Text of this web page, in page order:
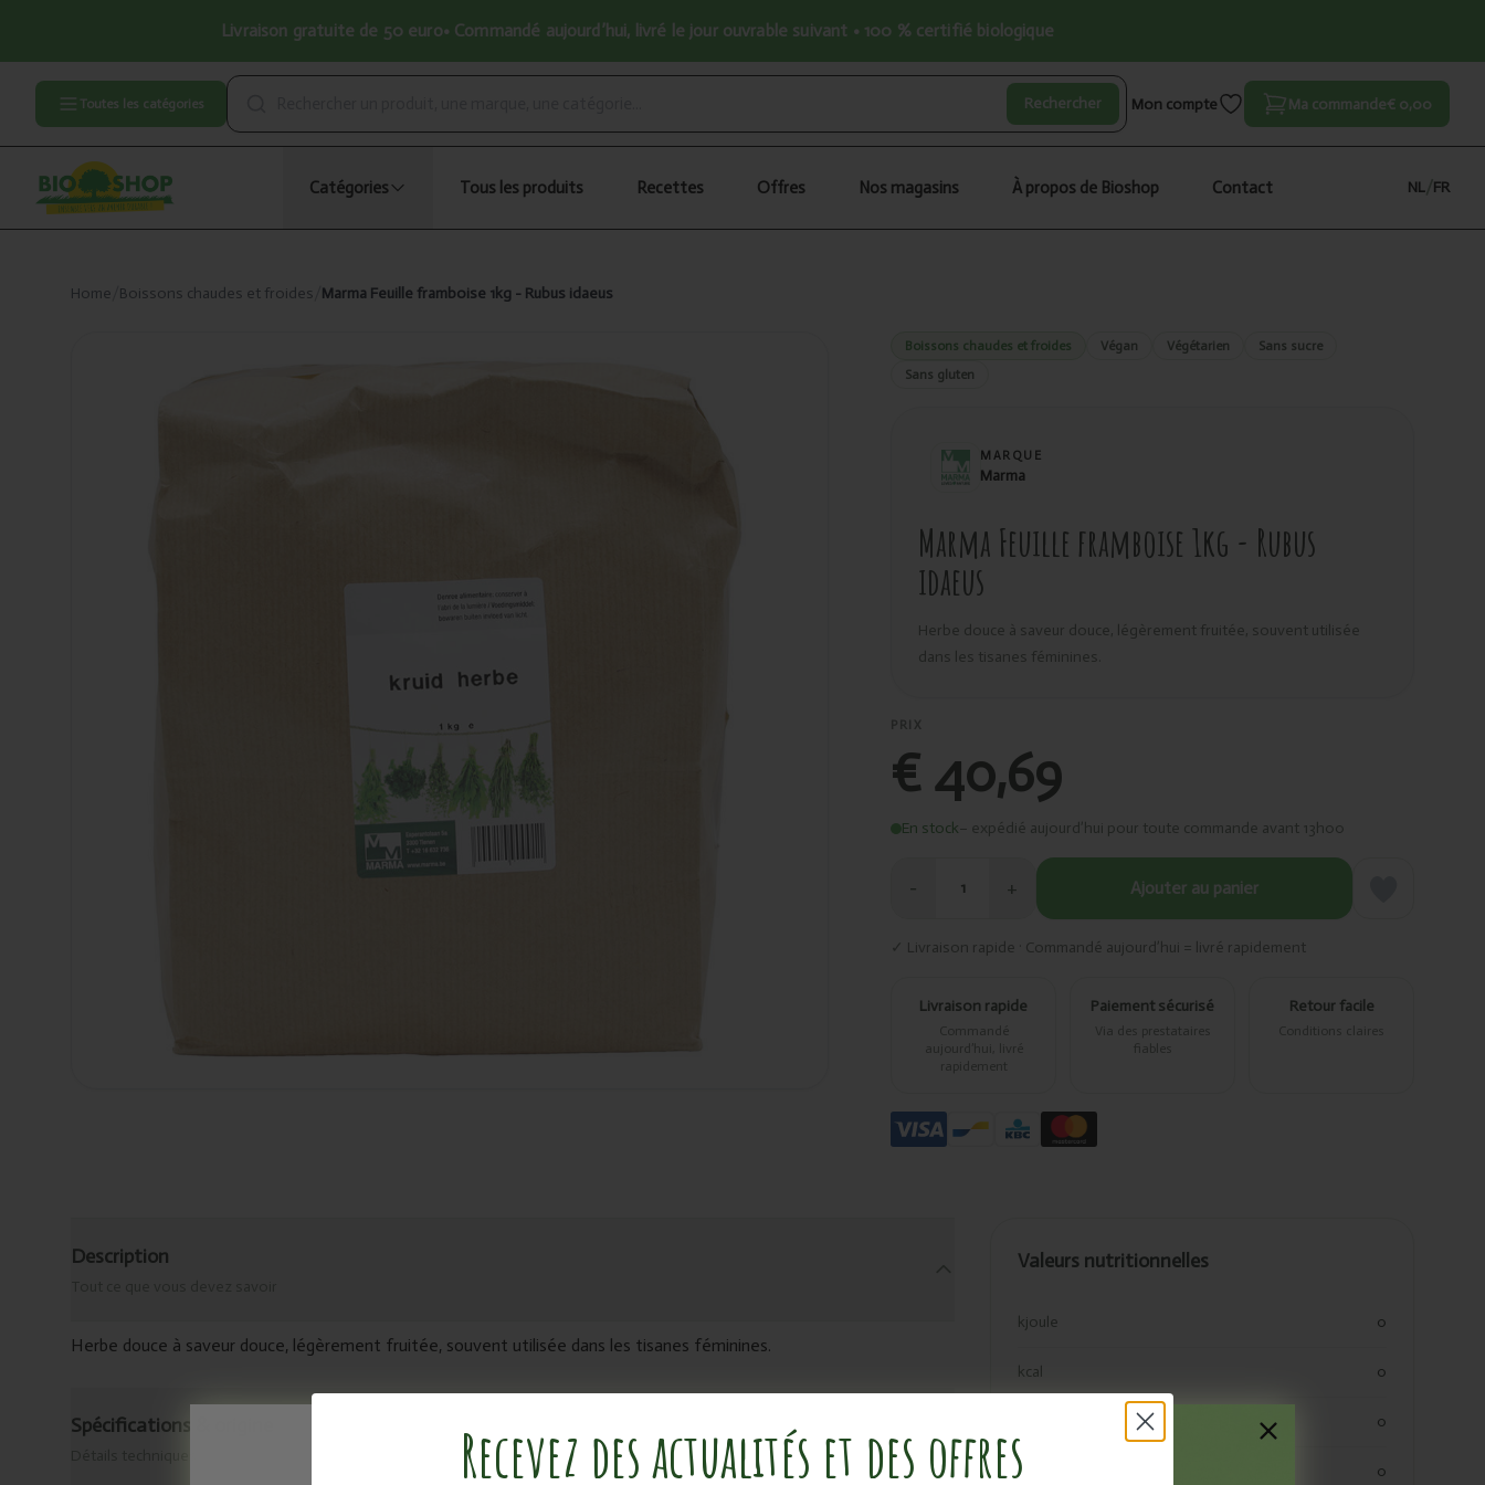
Livraison gratuite de 50 euro• Commandé aujourd’hui, livré le jour ouvrable suivant • 100 % certifié biologique
Toutes les catégories Rechercher Mon compte Ma commande€ 0,00
Catégories Tous les produits Recettes Offres Nos magasins À propos de Bioshop Contact NL FR
Home Boissons chaudes et froides Marma Feuille framboise 1kg - Rubus idaeus
Boissons chaudes et froides Végan Végétarien
Sans sucre
Sans gluten
MARQUE
Marma
Marma Feuille framboise 1kg - Rubus
idaeus
Herbe douce à saveur douce, légèrement fruitée, souvent utilisée
dans les tisanes féminines.
PRIX
€ 40,69
En stock– expédié aujourd’hui pour toute commande avant 13h00
− 1 + Ajouter au panier
✓ Livraison rapide · Commandé aujourd’hui = livré rapidement
Livraison rapide
Commandé
aujourd’hui, livré
rapidement
Paiement sécurisé
Via des prestataires
fiables
Retour facile
Conditions claires
Description
Herbe douce à saveur douce, légèrement fruitée, souvent utilisée dans les tisanes féminines.
Spécifications & origine
Valeurs nutritionnelles
kjoule 0
kcal 0
0
verzadigde vetten 0
Recevez des actualités et des offres